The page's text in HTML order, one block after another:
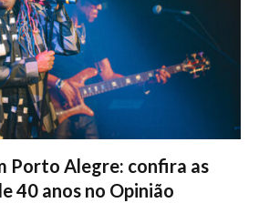
Porto Alegre: confira as
40 anos no Opinião